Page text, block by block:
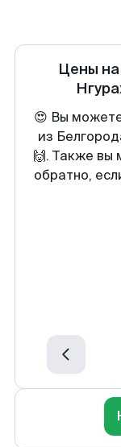
Цены
😍 Вы
из
🙌. Также вы
обратно,